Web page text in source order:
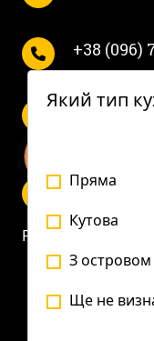
Який тип
Пряма
Кутова
З островом
Ще не
+38 (096)
Пн-Пт с
Privacy Policy